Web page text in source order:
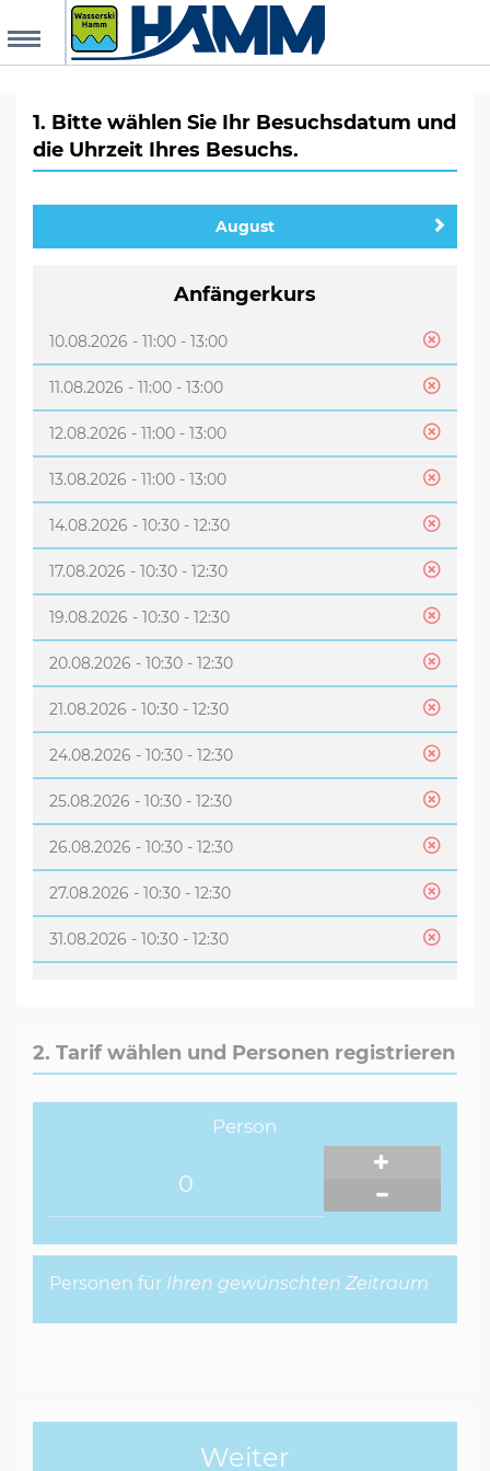
dates
1. Bitte wählen Sie Ihr Besuchsdatum und
die Uhrzeit Ihres Besuchs.
August
Anfängerkurs
10.08.2026 - 11:00 - 13:00
11.08.2026 - 11:00 - 13:00
12.08.2026 - 11:00 - 13:00
13.08.2026 - 11:00 - 13:00
14.08.2026 - 10:30 - 12:30
17.08.2026 - 10:30 - 12:30
19.08.2026 - 10:30 - 12:30
20.08.2026 - 10:30 - 12:30
21.08.2026 - 10:30 - 12:30
24.08.2026 - 10:30 - 12:30
25.08.2026 - 10:30 - 12:30
26.08.2026 - 10:30 - 12:30
27.08.2026 - 10:30 - 12:30
31.08.2026 - 10:30 - 12:30
2. Tarif wählen und Personen registrieren
Person
Personen für Ihren gewünschten Zeitraum
Weiter